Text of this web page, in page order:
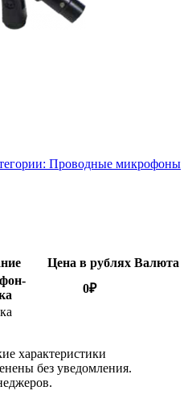
Проводные микрофоны
Цена в рублях Валюта
0₽
характеристики
без уведомления.